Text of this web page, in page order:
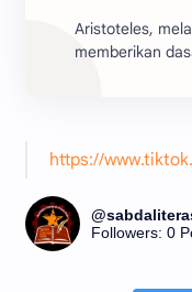
Aristoteles,
memberikan
https://
Followers: 0